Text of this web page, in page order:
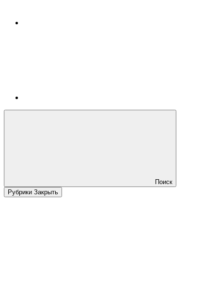
Поиск
Рубрики Закрыть